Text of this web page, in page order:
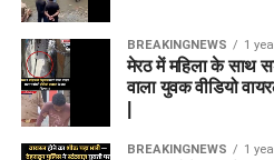
BREAKINGNEWS 1
मेरठ में महिला के साथ
वाला युवक वीडियो
BREAKINGNEWS 1